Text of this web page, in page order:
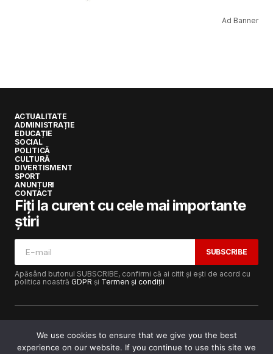
Ad Banner
ACTUALITATE
ADMINISTRAȚIE
EDUCAȚIE
SOCIAL
POLITICĂ
CULTURĂ
DIVERTISMENT
SPORT
ANUNȚURI
CONTACT
Fiți la curent cu cele mai importante
știri
SUBSCRIBE
Apăsând butonul SUBSCRIBE, confirmi că ai citit și ești de acord cu
politica noastră GDPR și Termen și condiții
Copyright © 2017-2025Lugojeanul.ro· Toate drepturile
We use cookies to ensure that we give you the best
experience on our website. If you continue to use this site we